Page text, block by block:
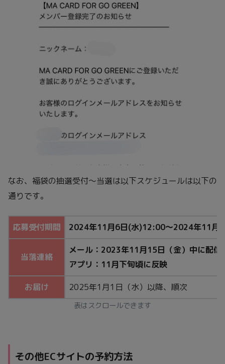
なお、福袋の抽選受付～当選は以下スケジュールは以下の
通りです。
応募受付期間 2024年11月6日(水)12:00～2024年11月
当落連絡
メール：2023年11月15日（金）中に配信
アプリ：11月下旬頃に反映
お届け 2025年1月1日（水）以降、順次
表はスクロールできます
その他ECサイトの予約方法